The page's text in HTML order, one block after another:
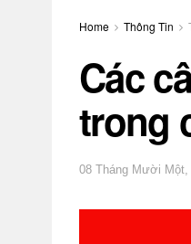
Home Thông Tin
Các
trong
08 Tháng Mười Một,